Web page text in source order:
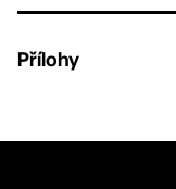
Přílohy